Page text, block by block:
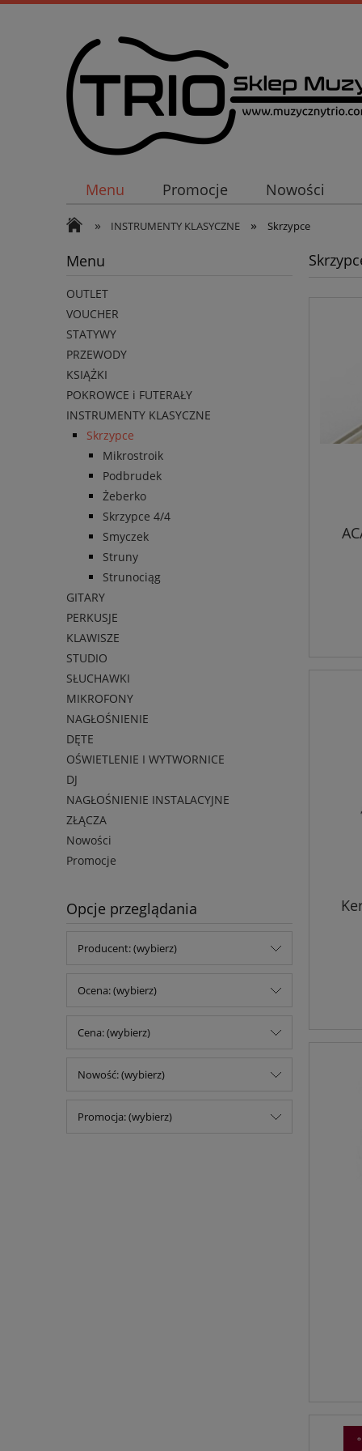
Menu Promocje Nowości
» INSTRUMENTY KLASYCZNE » Skrzypce
Menu
OUTLET
VOUCHER
STATYWY
PRZEWODY
KSIĄŻKI
POKROWCE i FUTERAŁY
INSTRUMENTY KLASYCZNE
Skrzypce
Mikrostroik
Podbrudek
Żeberko
Skrzypce 4/4
Smyczek
Struny
Strunociąg
GITARY
PERKUSJE
KLAWISZE
STUDIO
SŁUCHAWKI
MIKROFONY
NAGŁOŚNIENIE
DĘTE
OŚWIETLENIE I WYTWORNICE
DJ
NAGŁOŚNIENIE INSTALACYJNE
ZŁĄCZA
Nowości
Promocje
Opcje przeglądania
Producent: (wybierz)
Ocena: (wybierz)
Cena: (wybierz)
Nowość: (wybierz)
Promocja: (wybierz)